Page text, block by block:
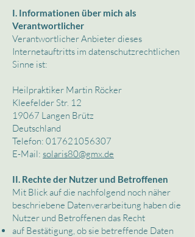
I. Informationen über mich als
Verantwortlicher
Verantwortlicher Anbieter dieses
Internetauftritts im datenschutzrechtlichen
Sinne ist:
Heilpraktiker Martin Röcker
Kleefelder Str. 12
19067 Langen Brütz
Deutschland
Telefon: 017621056307
E-Mail: solaris80@gmx.de
II. Rechte der Nutzer und Betroffenen
Mit Blick auf die nachfolgend noch näher
beschriebene Datenverarbeitung haben die
Nutzer und Betroffenen das Recht
auf Bestätigung, ob sie betreffende Daten